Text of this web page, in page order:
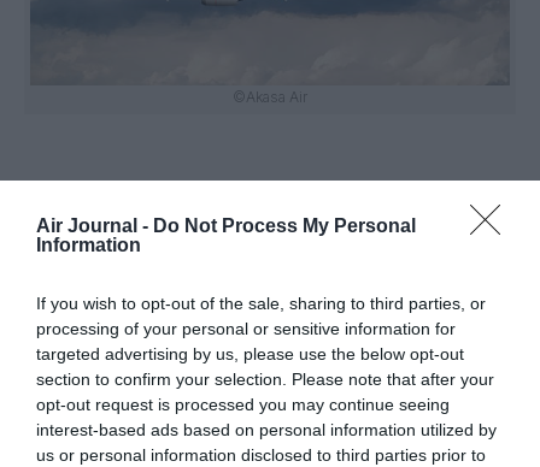
Air Journal - Do Not Process My Personal
Information
If you wish to opt-out of the sale, sharing to third parties, or
processing of your personal or sensitive information for
targeted advertising by us, please use the below opt-out
section to confirm your selection. Please note that after your
opt-out request is processed you may continue seeing
interest-based ads based on personal information utilized by
us or personal information disclosed to third parties prior to
©Akasa Air
Vous avez apprécié l’article ?
Soutenez-nous, faites un don !
NOUS SOUTENIR